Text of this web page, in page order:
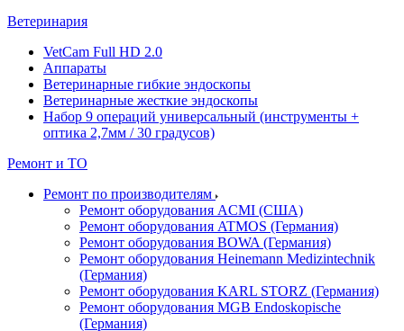
Ветеринария
VetCam Full HD 2.0
Аппараты
Ветеринарные гибкие эндоскопы
Ветеринарные жесткие эндоскопы
Набор 9 операций универсальный (инструменты +
оптика 2,7мм / 30 градусов)
Ремонт и ТО
Ремонт по производителям
Ремонт оборудования ACMI (США)
Ремонт оборудования ATMOS (Германия)
Ремонт оборудования BOWA (Германия)
Ремонт оборудования Heinemann Medizintechnik
(Германия)
Ремонт оборудования KARL STORZ (Германия)
Ремонт оборудования MGB Endoskopische
(Германия)